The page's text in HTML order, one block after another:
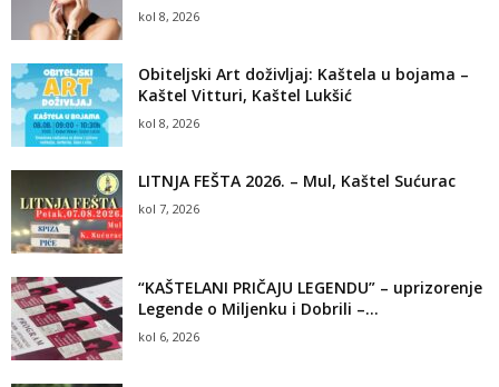
kol 8, 2026
Obiteljski Art doživljaj: Kaštela u bojama –
Kaštel Vitturi, Kaštel Lukšić
kol 8, 2026
LITNJA FEŠTA 2026. – Mul, Kaštel Sućurac
kol 7, 2026
“KAŠTELANI PRIČAJU LEGENDU” – uprizorenje
Legende o Miljenku i Dobrili –...
kol 6, 2026